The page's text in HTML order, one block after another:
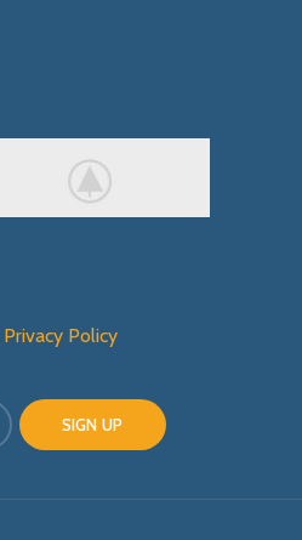
Privacy Policy